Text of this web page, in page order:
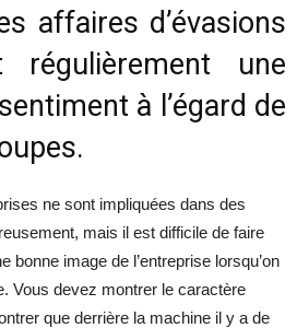
affaires d’évasions
régulièrement une
à l’égard de
ne sont impliquées dans des
mais il est difficile de faire
bonne image de l’entreprise lorsqu’on
Vous devez montrer le caractère
que derrière la machine il y a de